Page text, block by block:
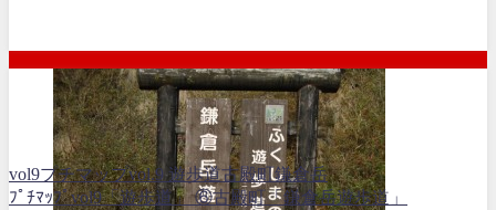
vol9プチマップvol.9 遊歩道古殿町鎌倉岳
ﾌﾟﾁﾏｯﾌﾟvol9「遊歩道」 ⑥古殿町「鎌倉岳遊歩道」